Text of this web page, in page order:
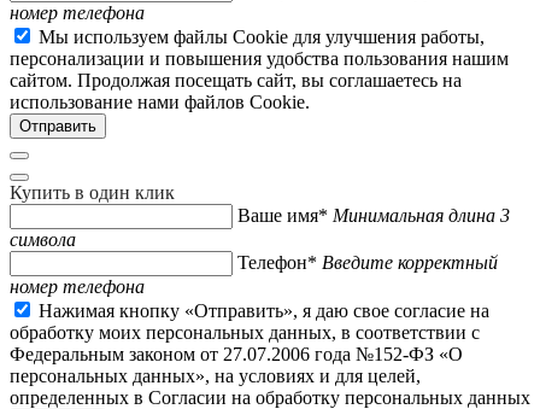
номер телефона
Мы используем файлы Cookie для улучшения работы,
персонализации и повышения удобства пользования нашим
сайтом. Продолжая посещать сайт, вы соглашаетесь на
использование нами файлов Cookie.
Купить в один клик
Ваше имя* Минимальная длина 3
символа
Телефон* Введите корректный
номер телефона
Нажимая кнопку «Отправить», я даю свое согласие на
обработку моих персональных данных, в соответствии с
Федеральным законом от 27.07.2006 года №152-ФЗ «О
персональных данных», на условиях и для целей,
определенных в Согласии на обработку персональных данных